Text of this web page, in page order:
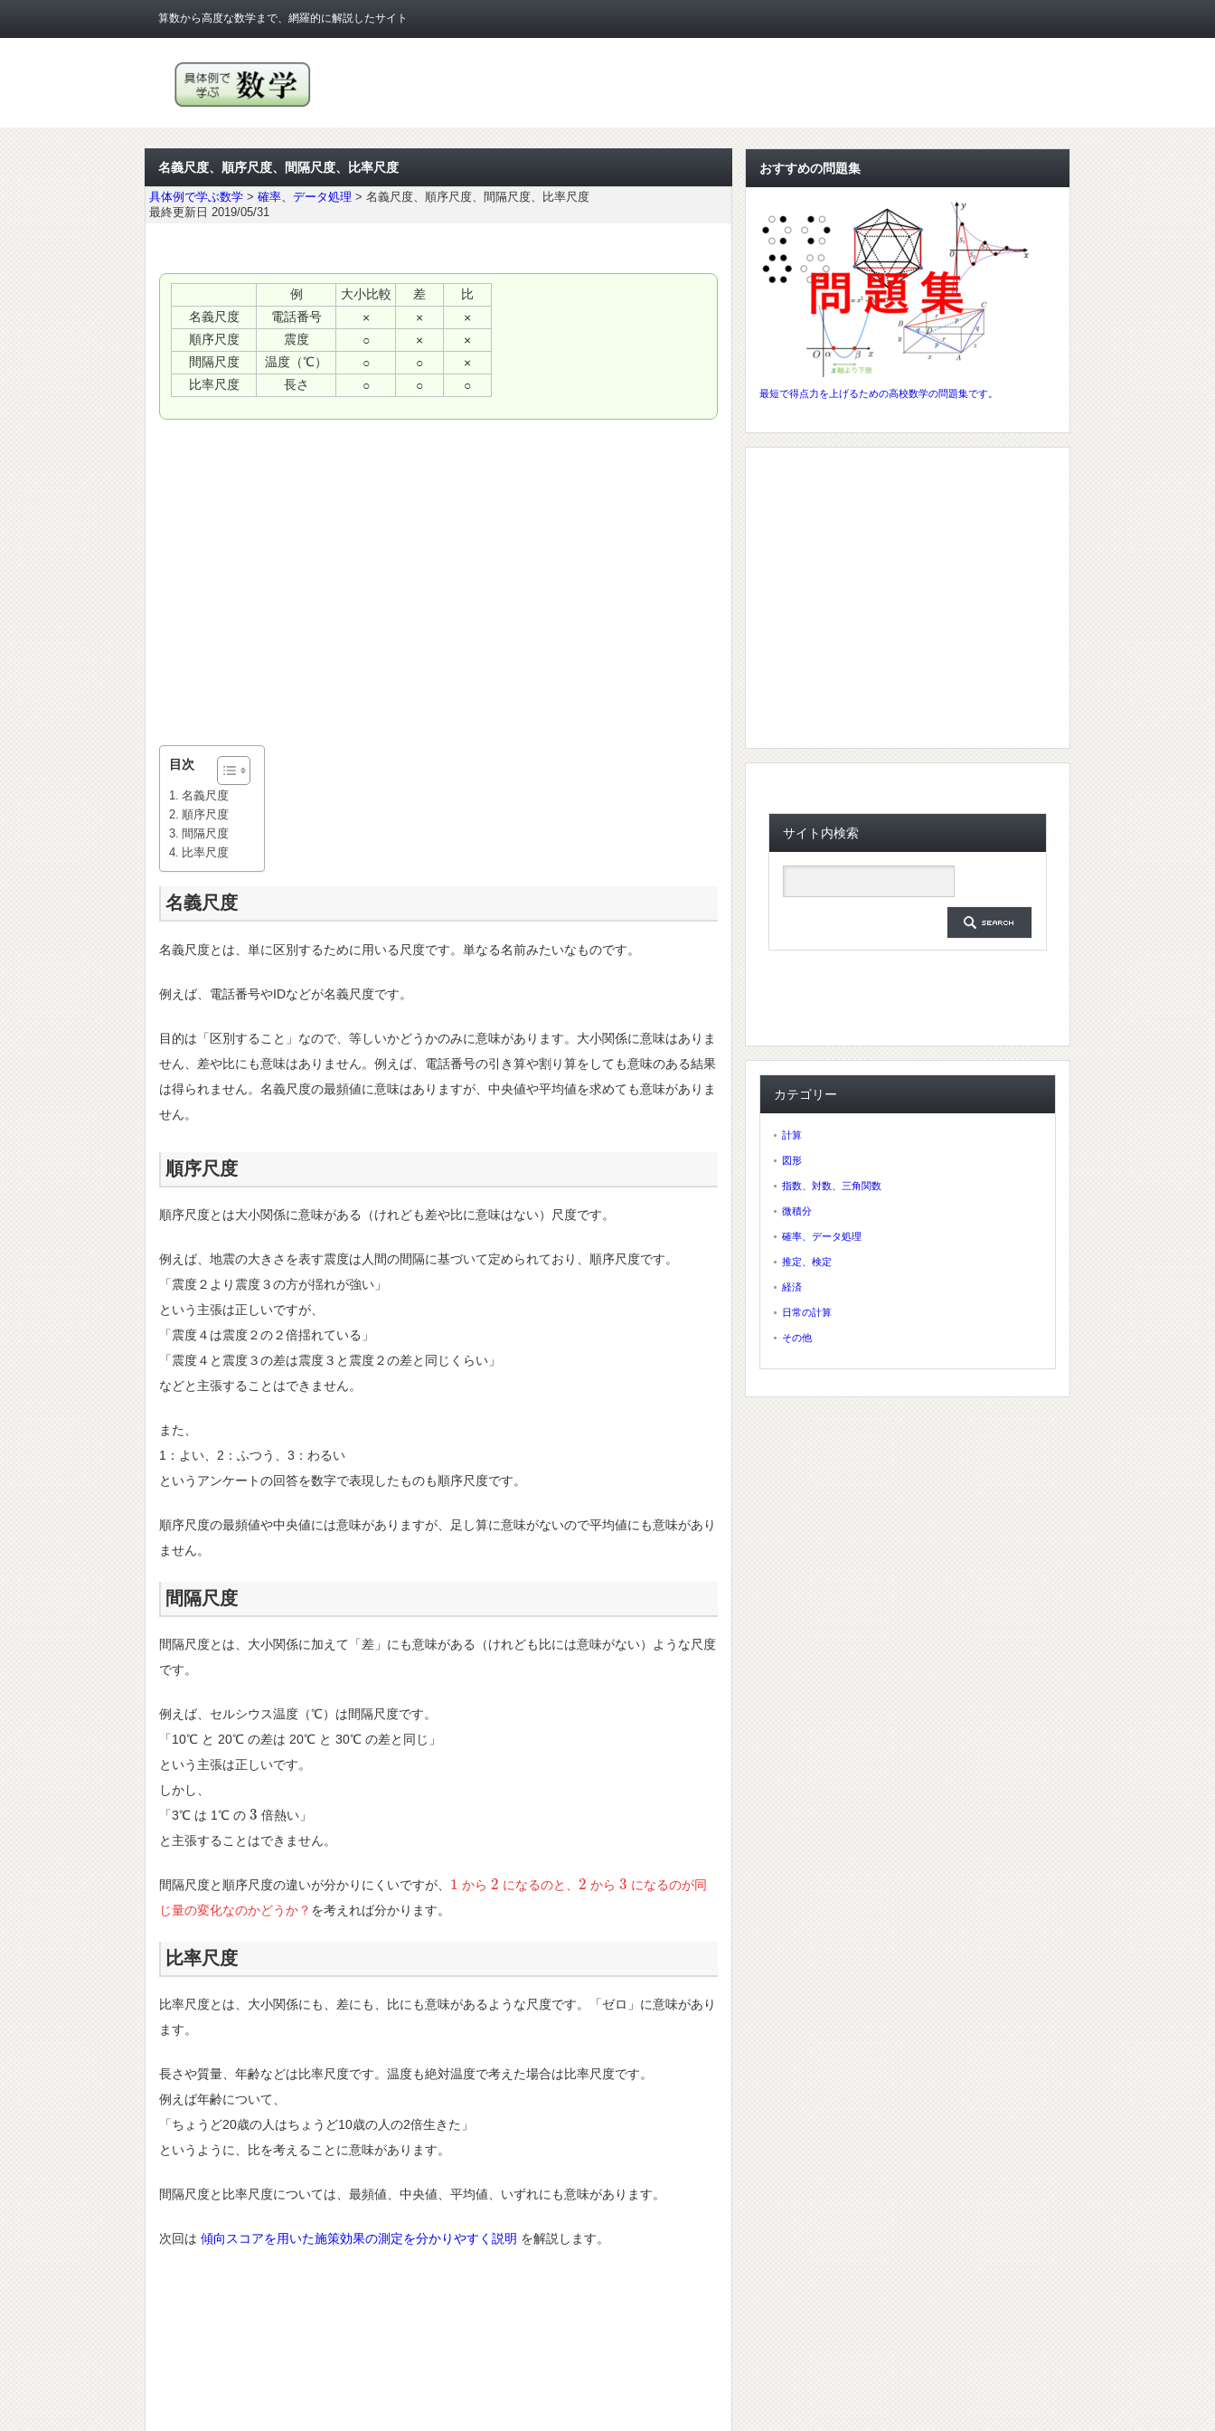
算数から高度な数学まで、網羅的に解説したサイト
名義尺度、順序尺度、間隔尺度、比率尺度
具体例で学ぶ数学 > 確率、データ処理 > 名義尺度、順序尺度、間隔尺度、比率尺度
最終更新日 2019/05/31
例 大小比較 差
比
名義尺度
電話番号 × ×
×
順序尺度
震度 ○ ×
×
間隔尺度
温度（℃） ○ ○
×
比率尺度
長さ ○ ○ ○
目次
名義尺度
順序尺度
間隔尺度
比率尺度
名義尺度
名義尺度とは、単に区別するために用いる尺度です。単なる名前みたいなものです。
例えば、電話番号やIDなどが名義尺度です。
目的は「区別すること」なので、等しいかどうかのみに意味があります。大小関係に意味はありま
せん、差や比にも意味はありません。例えば、電話番号の引き算や割り算をしても意味のある結果
は得られません。名義尺度の最頻値に意味はありますが、中央値や平均値を求めても意味がありま
せん。
順序尺度
順序尺度とは大小関係に意味がある（けれども差や比に意味はない）尺度です。
例えば、地震の大きさを表す震度は人間の間隔に基づいて定められており、順序尺度です。
「震度２より震度３の方が揺れが強い」
という主張は正しいですが、
「震度４は震度２の２倍揺れている」
「震度４と震度３の差は震度３と震度２の差と同じくらい」
などと主張することはできません。
また、
1：よい、2：ふつう、3：わるい
というアンケートの回答を数字で表現したものも順序尺度です。
順序尺度の最頻値や中央値には意味がありますが、足し算に意味がないので平均値にも意味があり
ません。
間隔尺度
間隔尺度とは、大小関係に加えて「差」にも意味がある（けれども比には意味がない）ような尺度
です。
例えば、セルシウス温度（℃）は間隔尺度です。
「10℃ と 20℃ の差は 20℃ と 30℃ の差と同じ」
という主張は正しいです。
しかし、
「3℃ は 1℃ の 3
3 倍熱い」
と主張することはできません。
間隔尺度と順序尺度の違いが分かりにくいですが、 1
1 から 2
2 になるのと、 2
2 から3
3 になるのが同
じ量の変化なのかどうか？ を考えれば分かります。
比率尺度
比率尺度とは、大小関係にも、差にも、比にも意味があるような尺度です。「ゼロ」に意味があり
ます。
長さや質量、年齢などは比率尺度です。温度も絶対温度で考えた場合は比率尺度です。
例えば年齢について、
「ちょうど20歳の人はちょうど10歳の人の2倍生きた」
というように、比を考えることに意味があります。
間隔尺度と比率尺度については、最頻値、中央値、平均値、いずれにも意味があります。
次回は 傾向スコアを用いた施策効果の測定を分かりやすく説明 を解説します。
おすすめの問題集
最短で得点力を上げるための高校数学の問題集です。
サイト内検索
カテゴリー
計算
図形
指数、対数、三角関数
微積分
確率、データ処理
推定、検定
経済
日常の計算
その他